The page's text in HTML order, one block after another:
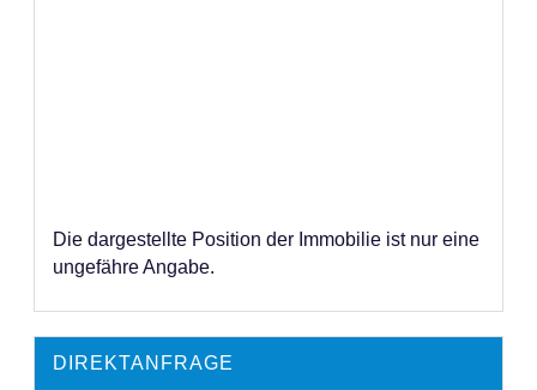
Die dargestellte Position der Immobilie ist nur eine
ungefähre Angabe.
DIREKTANFRAGE